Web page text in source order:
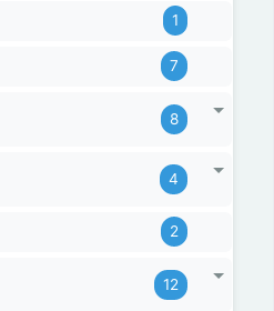
1
7
8
4
2
12